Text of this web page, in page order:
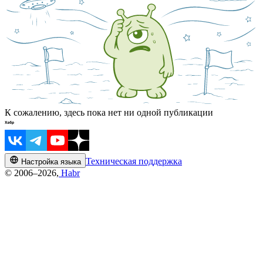
К сожалению, здесь пока нет ни одной публикации
Настройка языка Техническая поддержка
© 2006–2026, Habr